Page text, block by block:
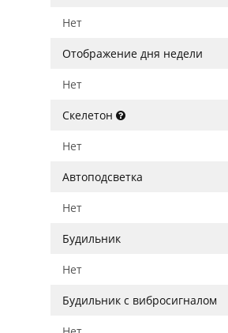
Нет
Отображение дня недели
Нет
Скелетон
Нет
Автоподсветка
Нет
Будильник
Нет
Будильник с вибросигналом